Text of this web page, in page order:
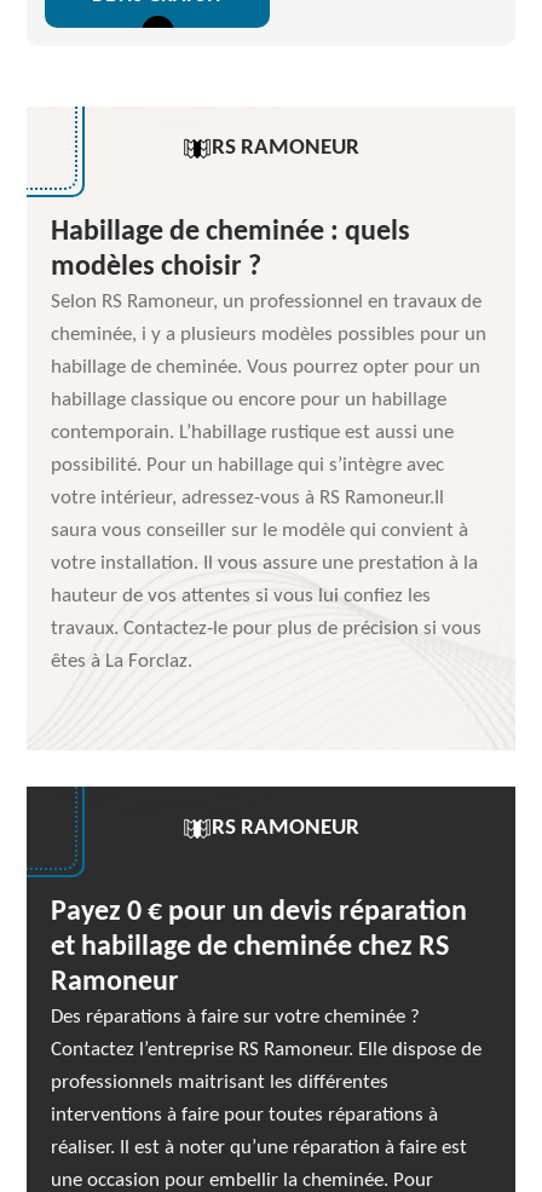
RS RAMONEUR
Habillage de cheminée : quels
modèles choisir ?
Selon RS Ramoneur, un professionnel en travaux de
cheminée, i y a plusieurs modèles possibles pour un
habillage de cheminée. Vous pourrez opter pour un
habillage classique ou encore pour un habillage
contemporain. L’habillage rustique est aussi une
possibilité. Pour un habillage qui s’intègre avec
votre intérieur, adressez-vous à RS Ramoneur.Il
saura vous conseiller sur le modèle qui convient à
votre installation. Il vous assure une prestation à la
hauteur de vos attentes si vous lui confiez les
travaux. Contactez-le pour plus de précision si vous
êtes à La Forclaz.
RS RAMONEUR
Payez 0 € pour un devis réparation
et habillage de cheminée chez RS
Ramoneur
Des réparations à faire sur votre cheminée ?
Contactez l’entreprise RS Ramoneur. Elle dispose de
professionnels maitrisant les différentes
interventions à faire pour toutes réparations à
réaliser. Il est à noter qu’une réparation à faire est
une occasion pour embellir la cheminée. Pour